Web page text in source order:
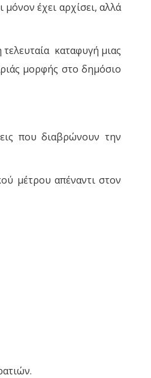
έχει αρχίσει, αλλά
καταφυγή μιας
μορφής στο δημόσιο
που διαβρώνουν την
μέτρου απέναντι στον